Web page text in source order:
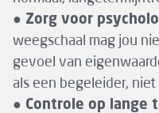
● Zorg voor
weegschaal mag jou
gevoel van
als een begeleider,
● Controle op lange